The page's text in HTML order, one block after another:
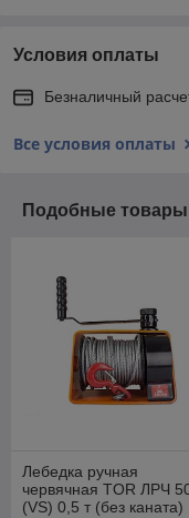
Условия оплаты
Безналичный
Все условия оплаты
Подобные
Лебедка ручная
червячная TOR ЛРЧ
(VS) 0,5 т (без каната)